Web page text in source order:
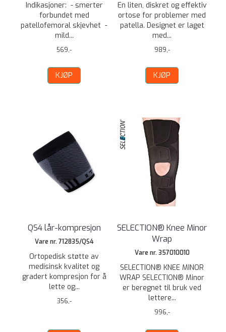
Indikasjoner: - smerter
forbundet med
patellofemoral skjevhet -
mild...
569,-
KJØP
En liten, diskret og effektiv
ortose for problemer med
patella. Designet er laget
med...
989,-
KJØP
QS4 lår-kompresjon
Vare nr. 712835/QS4
Ortopedisk støtte av
medisinsk kvalitet og
gradert kompresjon for å
lette og...
356,-
SELECTION® Knee Minor
Wrap
Vare nr. 357010010
SELECTION® KNEE MINOR
WRAP SELECTION® Minor
er beregnet til bruk ved
lettere...
996,-